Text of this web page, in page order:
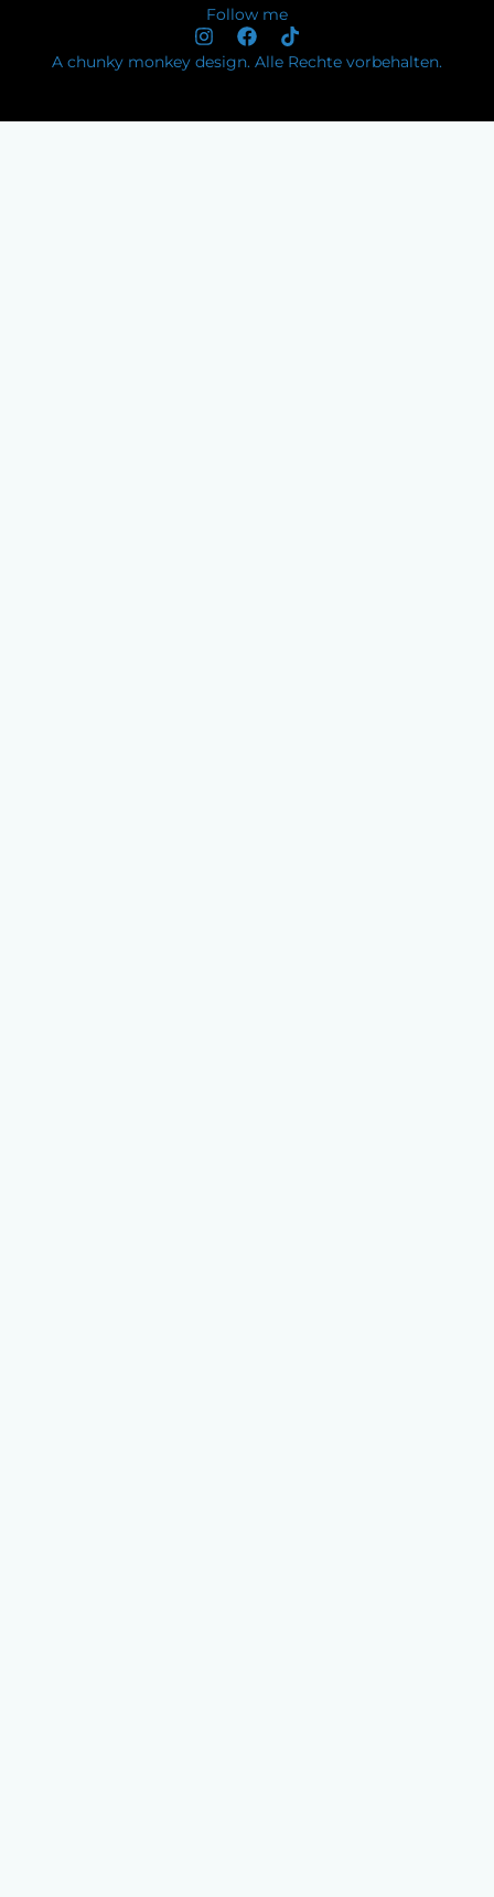
Follow me
A chunky monkey design. Alle Rechte vorbehalten.